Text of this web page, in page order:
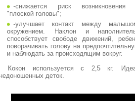
-снижается риск возникновения
"плоской головы";
-улучшает контакт между
окружением. Наклон и
способствует свободе движений,
поворачивать голову на
и наблюдать за происходящим вокруг.
Кокон используется с 2,5 кг.
недоношенных деток.